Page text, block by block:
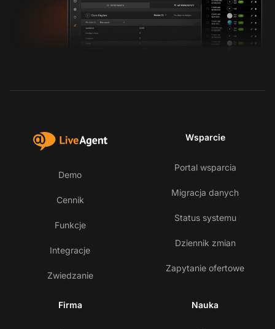
Demo
Cennik
Funkcje
Integracje
Zwiedzanie
Wsparcie
Portal wsparcia
Migracja danych
Status systemu
Dziennik zmian
Zapytanie ofertowe
Firma Nauka